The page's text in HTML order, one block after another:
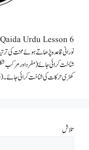
کھڑی حرکات کی شناخت کرائی جائے۔ (۵)حرکات اور کھڑی …
تلاش